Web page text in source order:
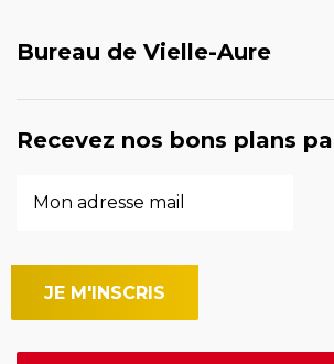
Bureau de Vielle-Aure
Recevez nos bons plans